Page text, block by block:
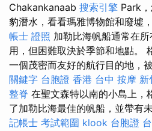
Chakankanaab 搜索引擎 Park
豹潛水，看看瑪雅博物館和廢墟
帳士 證照 加勒比海帆船通常在
用，但困難取決於季節和地點。
一個茂密而友好的航行目的地，
關鍵字 台胞證 香港 台中 按摩 新
整脊 在聖文森特以南的小島上，
了加勒比海最佳的帆船，並帶有
記帳士 考試範圍 klook 台胞證